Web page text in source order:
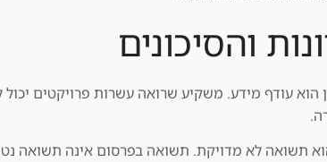
והסיכונים
הוא עודף מידע. משקיע שרואה עשרות פרויקטים
תשואה לא מדויקת. תשואה בפרסום אינה תשואה